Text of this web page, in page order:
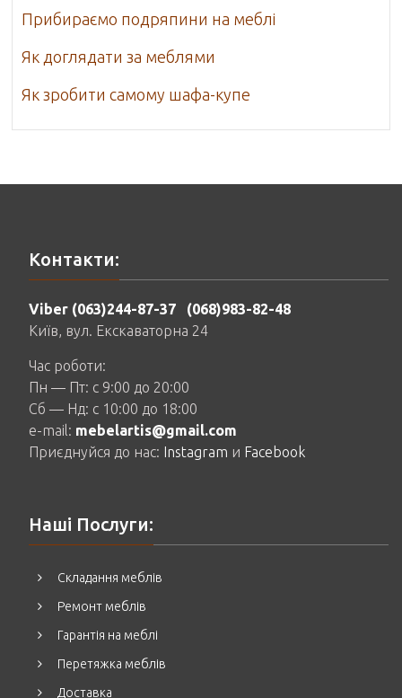
Прибираємо подряпини на меблі
Як доглядати за меблями
Як зробити самому шафа-купе
Контакти:
Viber (063)244-87-37
(068)983-82-48
Київ, вул. Екскаваторна 24
Час роботи:
Пн — Пт: c 9:00 до 20:00
Сб — Нд: c 10:00 до 18:00
e-mail: mebelartis@gmail.com
Приєднуйся до нас: Instagram и Facebook
Наші Послуги:
Складання меблів
Ремонт меблів
Гарантія на меблі
Перетяжка меблів
Доставка